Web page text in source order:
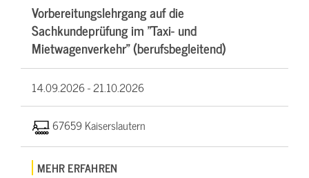
Vorbereitungslehrgang auf die
Sachkundeprüfung im "Taxi- und
Mietwagenverkehr" (berufsbegleitend)
14.09.2026 -21.10.2026
67659 Kaiserslautern
MEHR ERFAHREN